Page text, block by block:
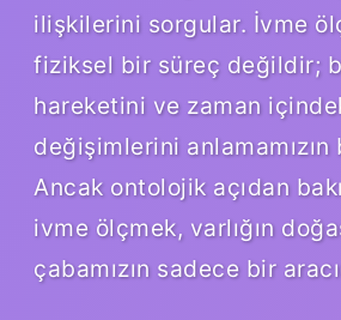
ilişkilerini sorgular. İvme
fiziksel bir süreç değildir;
hareketini ve zaman
değişimlerini
Ancak ontolojik açıdan
ivme ölçmek, varlığın
çabamızın sadece bir